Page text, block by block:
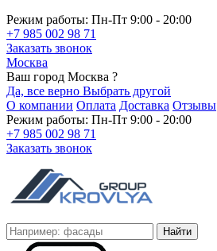
Режим работы: Пн-Пт 9:00 - 20:00
+7 985 002 98 71
Заказать звонок
Москва
Ваш город Москва ?
Да, все верно Выбрать другой
О компании Оплата Доставка Отзывы
Режим работы: Пн-Пт 9:00 - 20:00
+7 985 002 98 71
Заказать звонок
Найти